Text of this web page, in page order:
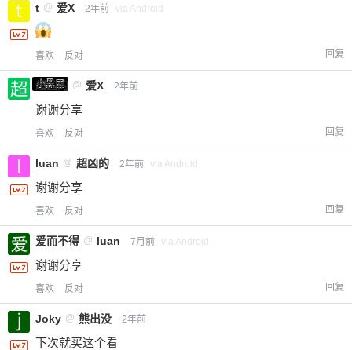
t @ 爱X 2年前 via Android
喜欢 反对 回复
小黑屋
超凶的 @ 爱X 2年前
谢谢分享
喜欢 反对 回复
luan @ 超凶的 2年前 via Android
谢谢分享
喜欢 反对 回复
爱而不得 @ luan 7月前 via Android
谢谢分享
喜欢 反对 回复
Joky @ 熊出没 2年前
下次就买这个看